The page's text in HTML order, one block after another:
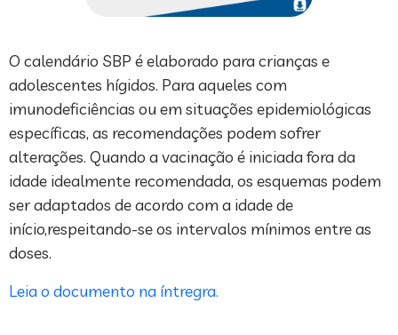
O calendário SBP é elaborado para crianças e
adolescentes hígidos. Para aqueles com
imunodeficiências ou em situações epidemiológicas
específicas, as recomendações podem sofrer
alterações. Quando a vacinação é iniciada fora da
idade idealmente recomendada, os esquemas podem
ser adaptados de acordo com a idade de
início,respeitando-se os intervalos mínimos entre as
doses.
Leia o documento na íntregra.